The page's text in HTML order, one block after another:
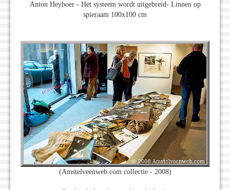
Anton Heyboer - Het systeem wordt uitgebreid- Linnen op
spieraam 100x100 cm
(Amstelveenweb.com collectie - 2008)